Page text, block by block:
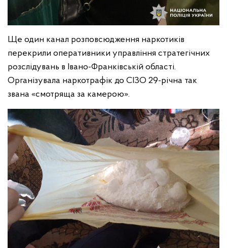
Ще один канал розповсюдження наркотиків
перекрили оперативники управління стратегічних
розслідувань в Івано-Франківській області.
Організувала наркотрафік до СІЗО 29-річна так
звана «смотряща за камерою».